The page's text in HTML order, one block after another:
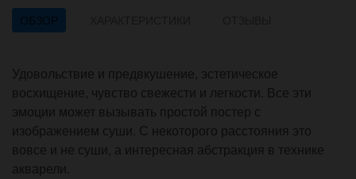
ОБЗОР
Удовольствие и предвкушение, эстетическое
восхищение, чувство свежести и легкости. Все эти
эмоции может вызывать простой постер с
изображением суши. С некоторого расстояния это
вовсе и не суши, а интересная абстракция в технике
акварели.